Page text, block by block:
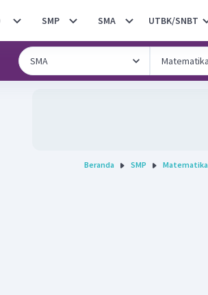
SMP SMA UTBK/SNBT
Beranda SMP Matematika